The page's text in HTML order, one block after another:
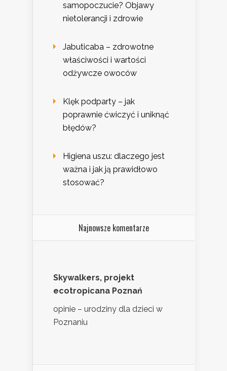
samopoczucie? Objawy
nietolerancji i zdrowie
Jabuticaba – zdrowotne
właściwości i wartości
odżywcze owoców
Klęk podparty – jak
poprawnie ćwiczyć i uniknąć
błędów?
Higiena uszu: dlaczego jest
ważna i jak ją prawidłowo
stosować?
Najnowsze komentarze
Skywalkers, projekt
ecotropicana Poznań
opinie – urodziny dla dzieci w
Poznaniu